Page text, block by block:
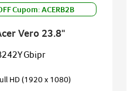
Cupom: ACERB2B
Vero 23.8"
Gbipr
HD (1920 x 1080)